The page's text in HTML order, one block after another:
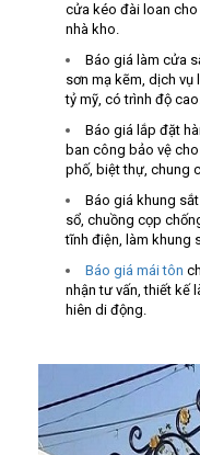
cửa kéo đài loan
nhà kho.
Báo giá làm cửa
sơn mạ kẽm, dịch
tỷ mỹ, có trình độ
Báo giá lắp đặt
ban công bảo vệ
phố, biệt thự, chung
Báo giá khung
sổ, chuồng cọp
tĩnh điện, làm khung
Báo giá mái tôn
nhận tư vấn, thiết kế
hiên di động.